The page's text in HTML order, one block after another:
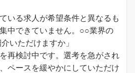
いる求人が希望条件と異なるも
中できていません。○○業界の
いただけますか」
再検討中です。選考を急がされ
ペースを緩やかにしていただけ